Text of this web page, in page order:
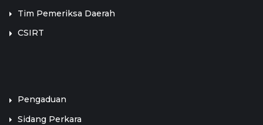
Tim Pemeriksa Daerah
CSIRT
Pengaduan
Sidang Perkara